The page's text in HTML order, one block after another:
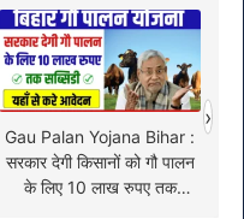
Gau Palan Yojana Bihar :
सरकार देगी किसानों को गौ पालन
के लिए 10 लाख रुपए तक
›